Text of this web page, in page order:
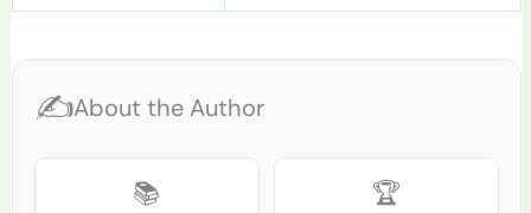
✍️About the Author
📚 🏆